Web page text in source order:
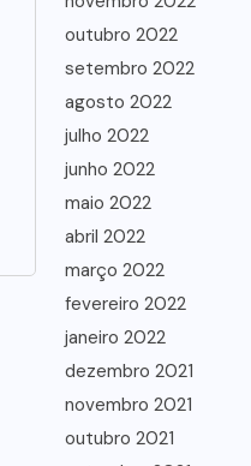
outubro 2022
setembro 2022
agosto 2022
julho 2022
junho 2022
maio 2022
abril 2022
março 2022
fevereiro 2022
janeiro 2022
dezembro 2021
novembro 2021
outubro 2021